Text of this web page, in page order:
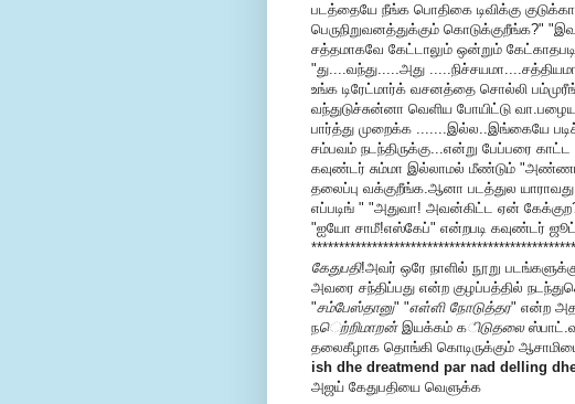
படத்தையே நீங்க பொதிகை டிவிக்கு
பெருநிறுவனத்துக்கும்
சத்தமாகவே கேட்டாலும் ஒன்றும்
"து....வந்து.....அது
உங்க டிரேட்மார்க் வசனத்தை சொல்லி
வந்துடுச்சுன்னா வெளிய போயிட்டு
பார்த்து முறைக்க .......இல்ல..இங்கையே
சம்பவம் நடந்திருக்கு...என்று பேப்பரை
கவுண்டர் சும்மா இல்லாமல் மீண்டும்
தலைப்பு வக்குறீங்க.ஆனா படத்துல
எப்படிங் " "அதுவா! அவன்கிட்ட ஏன்
"ஐயோ சாமீ!எஸ்கேப்" என்றபடி கவுண்டர்
கேதுபதி!அவர் ஒரே நாளில் நூறு
அவரை சந்திப்பது என்ற குழப்பத்தில்
"சம்பேஸ்தானு" "எள்ளி நோடுத்தர" என்ற
நெற்றிமாறன்இயக்கம் கிடுதலை
தலைகீழாக தொங்கி கொடிருக்கும்
ish dhe dreatmend par nad delling
அஜய் கேதுபதியை வெளுக்க